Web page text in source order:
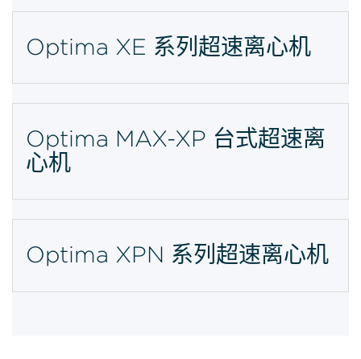
Optima XE 系列超速离心机
Optima MAX-XP 台式超速离
心机
Optima XPN 系列超速离心机